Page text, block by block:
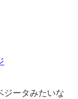
ジータみたいな